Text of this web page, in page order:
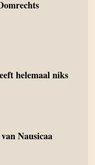
helemaal niks
Nausicaa